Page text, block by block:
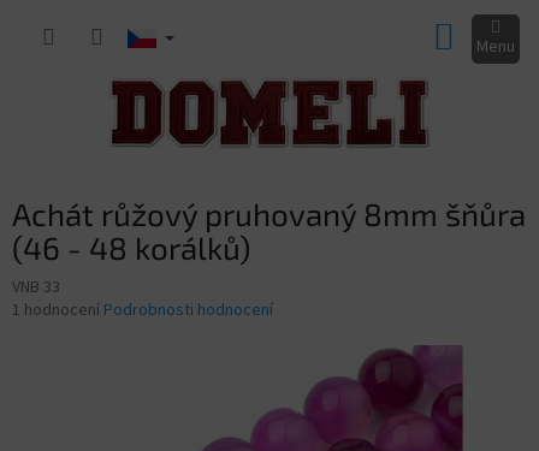
KOŠÍK
Achát růžový pruhovaný 8mm šňůra
(46 - 48 korálků)
VNB 33
Průměrné
1 hodnocení Podrobnosti hodnocení